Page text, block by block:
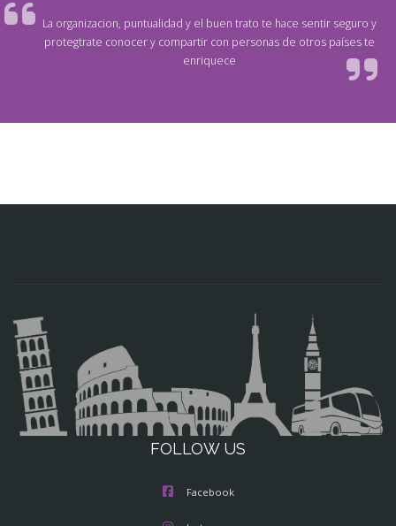
La organizacion, puntualidad y el buen trato te hace sentir seguro y
protegtrate conocer y compartir con personas de otros países te
enriquece
FOLLOW US
Facebook